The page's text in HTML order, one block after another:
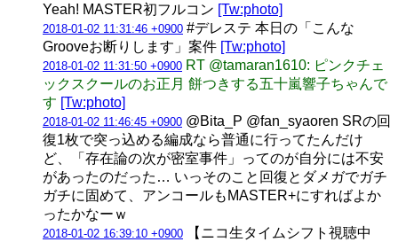
Yeah! MASTER初フルコン [Tw:photo]
2018-01-02 11:31:46 +0900 #デレステ 本日の「こんな
Grooveお断りします」案件 [Tw:photo]
2018-01-02 11:31:50 +0900 RT @tamaran1610: ピンクチェ
ックスクールのお正月 餅つきする五十嵐響子ちゃんで
す [Tw:photo]
2018-01-02 11:46:45 +0900 @Bita_P @fan_syaoren SRの回
復1枚で突っ込める編成なら普通に行ってたんだけ
ど、「存在論の次が密室事件」ってのが自分には不安
があったのだった… いっそのこと回復とダメガでガチ
ガチに固めて、アンコールもMASTER+にすればよか
ったかなーｗ
2018-01-02 16:39:10 +0900 【ニコ生タイムシフト視聴中